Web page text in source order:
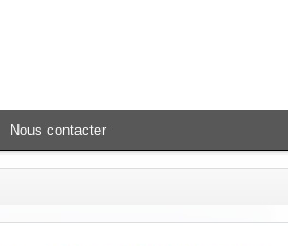
Nous contacter